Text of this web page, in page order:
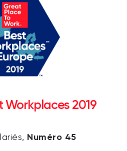
Workplaces 2019
Numéro 45